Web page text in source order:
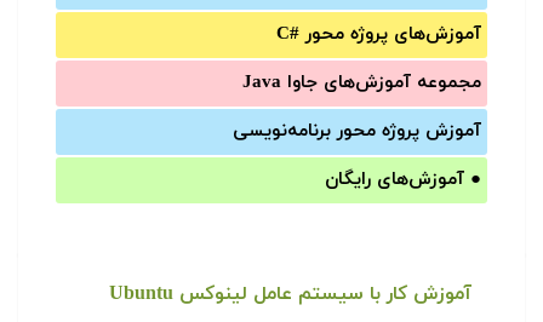
آموزش‌های پروژه محور #C
مجموعه آموزش‌های جاوا Java
آموزش‌ پروژه محور برنامه‌نویسی
● آموزش‌های رایگان
آموزش کار با سیستم عامل لینوکس Ubuntu